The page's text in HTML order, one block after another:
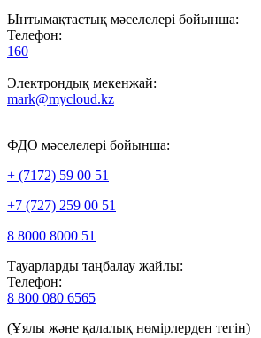
Ынтымақтастық мәселелері бойынша:
Телефон:
160
Электрондық мекенжай:
mark@mycloud.kz
ФДО мәселелері бойынша:
+ (7172) 59 00 51
+7 (727) 259 00 51
8 8000 8000 51
Тауарларды таңбалау жайлы:
Телефон:
8 800 080 6565
(Ұялы және қалалық нөмірлерден тегін)